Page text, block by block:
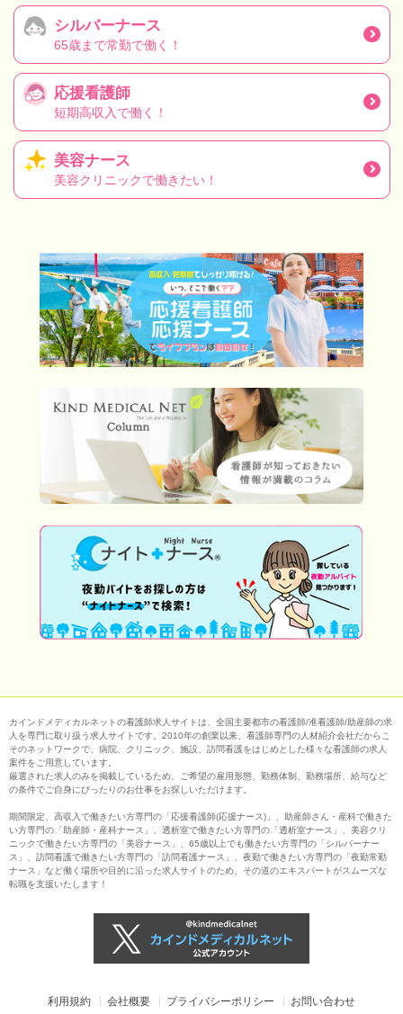
シルバーナース
65歳まで常勤で働く！
応援看護師
短期高収入で働く！
美容ナース
美容クリニックで働きたい！
カインドメディカルネットの看護師求人サイトは、全国主要都市の看護師/准看護師/助産師の求
人を専門に取り扱う求人サイトです。2010年の創業以来、看護師専門の人材紹介会社だからこ
そのネットワークで、病院、クリニック、施設、訪問看護をはじめとした様々な看護師の求人
案件をご用意しています。
厳選された求人のみを掲載しているため、ご希望の雇用形態、勤務体制、勤務場所、給与など
の条件でご自身にぴったりのお仕事をお探しいただけます。
期間限定、高収入で働きたい方専門の「応援看護師(応援ナース)」、助産師さん・産科で働きた
い方専門の「助産師・産科ナース」、透析室で働きたい方専門の「透析室ナース」、美容クリ
ニックで働きたい方専門の「美容ナース」、65歳以上でも働きたい方専門の「シルバーナー
ス」、訪問看護で働きたい方専門の「訪問看護ナース」、夜勤で働きたい方専門の「夜勤常勤
ナース」など働く場所や目的に沿った求人サイトのため、その道のエキスパートがスムーズな
転職を支援いたします！
利用規約 会社概要 プライバシーポリシー お問い合わせ